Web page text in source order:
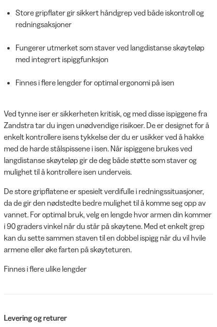
Store gripflater gir sikkert håndgrep ved både iskontroll og
redningsaksjoner
Fungerer utmerket som staver ved langdistanse skøyteløp
med integrert ispiggfunksjon
Finnes i flere lengder for optimal ergonomi på isen
Ved tynne iser er sikkerheten kritisk, og med disse ispiggene fra
Zandstra tar du ingen unødvendige risikoer. De er designet for å
enkelt kontrollere isens tykkelse der du er usikker ved å hakke
med de harde stålspissene i isen. Når ispiggene brukes ved
langdistanse skøyteløp gir de deg både støtte som staver og
mulighet til å kontrollere isen underveis.
De store gripflatene er spesielt verdifulle i redningssituasjoner,
da de gir den nødstedte bedre mulighet til å komme seg opp av
vannet. For optimal bruk, velg en lengde hvor armen din kommer
i 90 graders vinkel når du står på skøytene. Med et enkelt grep
kan du sette sammen staven til en dobbel ispigg når du vil hvile
armene eller øke farten på skøyteturen.
Finnes i flere ulike lengder
Levering og returer